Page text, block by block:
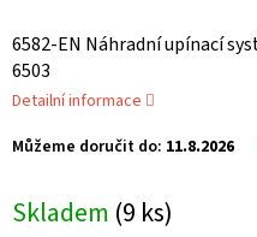
Skladem (9 ks)
Můžeme doručit do: 11.8.2026
6582-EN Náhradní upínací
6503
Detailní informace